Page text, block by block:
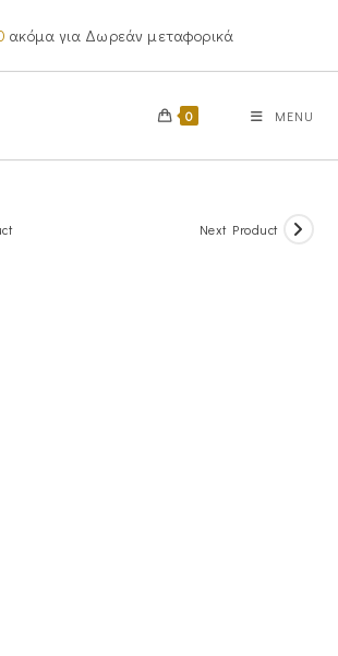
ακόμα για Δωρεάν μεταφορικά
0 MENU
Next Product